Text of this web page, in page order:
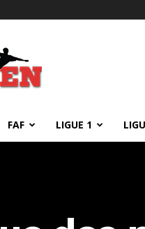
FAF LIGUE 1